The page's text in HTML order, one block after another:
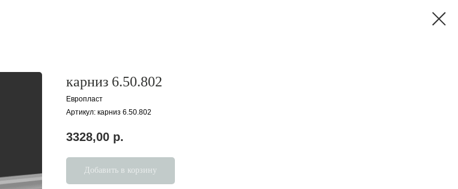
карниз 6.50.802
Европласт
Артикул: карниз 6.50.802
3328,00 р.
Добавить в корзину